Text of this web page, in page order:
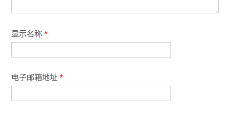
显示名称 *
电子邮箱地址 *